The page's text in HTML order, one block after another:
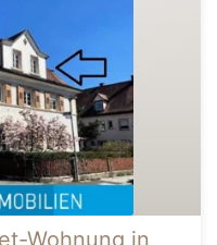
Wohnung in